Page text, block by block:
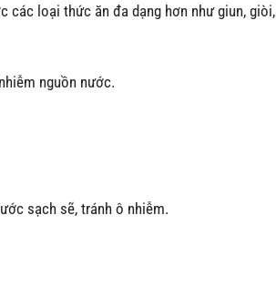
các loại thức ăn đa dạng hơn như giun, giòi,
nguồn nước.
sạch sẽ, tránh ô nhiễm.